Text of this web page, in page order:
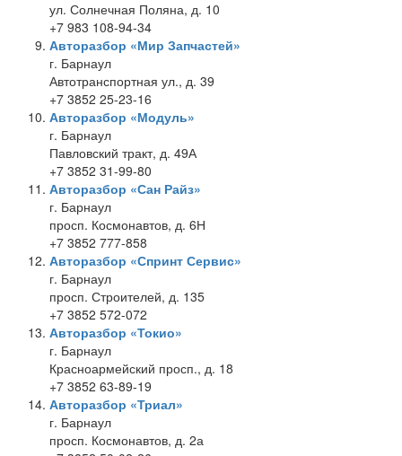
ул. Солнечная Поляна, д. 10
+7 983 108-94-34
Авторазбор «Мир Запчастей»
г. Барнаул
Автотранспортная ул., д. 39
+7 3852 25-23-16
Авторазбор «Модуль»
г. Барнаул
Павловский тракт, д. 49А
+7 3852 31-99-80
Авторазбор «Сан Райз»
г. Барнаул
просп. Космонавтов, д. 6Н
+7 3852 777-858
Авторазбор «Спринт Сервис»
г. Барнаул
просп. Строителей, д. 135
+7 3852 572-072
Авторазбор «Токио»
г. Барнаул
Красноармейский просп., д. 18
+7 3852 63-89-19
Авторазбор «Триал»
г. Барнаул
просп. Космонавтов, д. 2а